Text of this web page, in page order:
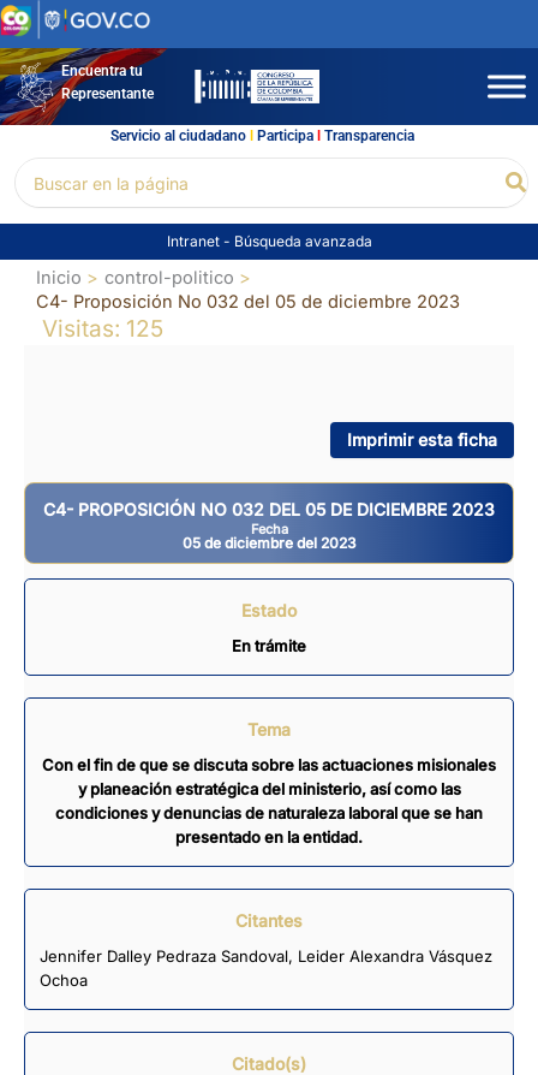
Ir
al
contenidoEncuentra tu
Representante
Servicio al ciudadano l Participal Transparencia
por:
Intranet - Búsqueda avanzada
Inicio
control-politico
C4- Proposición No 032 del 05 de diciembre 2023
Visitas: 125
Imprimir esta ficha
C4- PROPOSICIÓN NO 032 DEL 05 DE DICIEMBRE 2023
Fecha
05 de diciembre del 2023
Estado
En trámite
Tema
Con el fin de que se discuta sobre las actuaciones misionales
y planeación estratégica del ministerio, así como las
condiciones y denuncias de naturaleza laboral que se han
presentado en la entidad.
Citantes
Jennifer Dalley Pedraza Sandoval, Leider Alexandra Vásquez
Ochoa
Citado(s)